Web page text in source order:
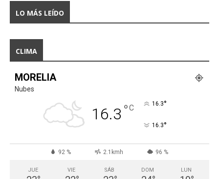
LO MÁS LEÍDO
CLIMA
MORELIA
Nubes
16.3 °C 16.3°
16.3°
92 % 2.1kmh 96 %
JUE VIE SÁB DOM LUN